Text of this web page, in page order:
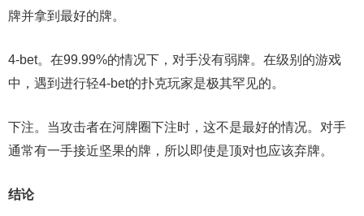
牌并拿到最好的牌。
4-bet。在99.99%的情况下，对手没有弱牌。在级别的游戏
中，遇到进行轻4-bet的扑克玩家是极其罕见的。
下注。当攻击者在河牌圈下注时，这不是最好的情况。对手
通常有一手接近坚果的牌，所以即使是顶对也应该弃牌。
结论